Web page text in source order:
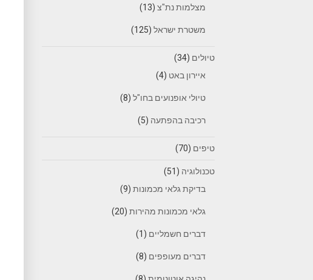
מצלמות נת"צ (13)
משטרת ישראל (125)
טיולים (34)
איירון באט (4)
טיולי אופנועים בחו"ל (8)
רכיבה בהפתעה (5)
טיפים (70)
טכנולוגיה (51)
בדיקת גלאי מכמונות (9)
גלאי מכמונות מהירות (20)
דברים חשמליים (1)
דברים מעופפים (8)